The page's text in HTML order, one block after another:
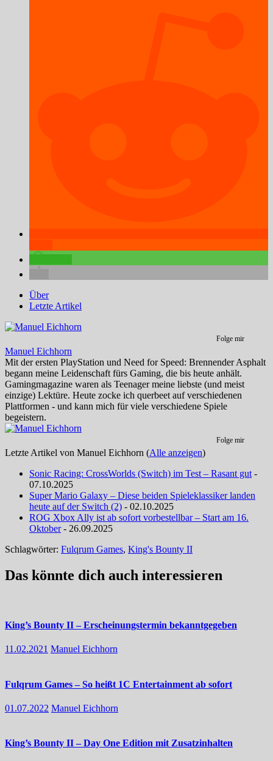
Über
Letzte Artikel
Folge mir
Manuel Eichhorn
Mit der ersten PlayStation und Need for Speed: Brennender Asphalt
begann meine Leidenschaft fürs Gaming, die bis heute anhält.
Gamingmagazine waren als Teenager meine liebste (und meist
einzige) Lektüre. Heute zocke ich querbeet auf verschiedenen
Plattformen - und kann mich für viele verschiedene Spiele
begeistern.
Folge mir
Letzte Artikel von Manuel Eichhorn (Alle anzeigen)
Sonic Racing: CrossWorlds (Switch) im Test – Rasant gut -
07.10.2025
Super Mario Galaxy – Diese beiden Spieleklassiker landen
heute auf der Switch (2) - 02.10.2025
ROG Xbox Ally ist ab sofort vorbestellbar – Start am 16.
Oktober- 26.09.2025
Schlagwörter: Fulqrum Games, King's Bounty II
Das könnte dich auch interessieren
King’s Bounty II – Erscheinungstermin bekanntgegeben
11.02.2021 Manuel Eichhorn
Fulqrum Games – So heißt 1C Entertainment ab sofort
01.07.2022 Manuel Eichhorn
King’s Bounty II – Day One Edition mit Zusatzinhalten